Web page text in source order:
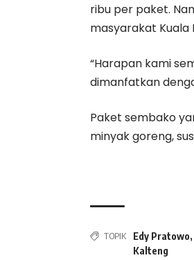
ribu per paket.
masyarakat
“Harapan kami
dimanfatkan
Paket sembako
minyak goreng,
TOPIK Edy Pratowo,
Kalteng